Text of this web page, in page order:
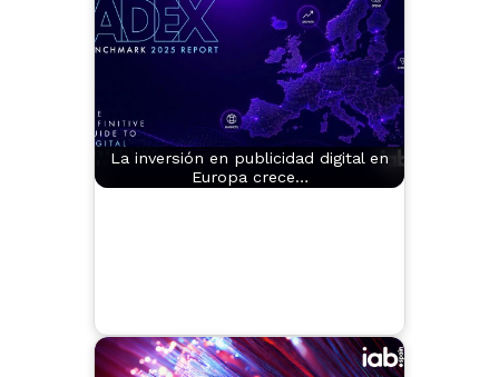
La inversión en publicidad digital en
Europa crece…